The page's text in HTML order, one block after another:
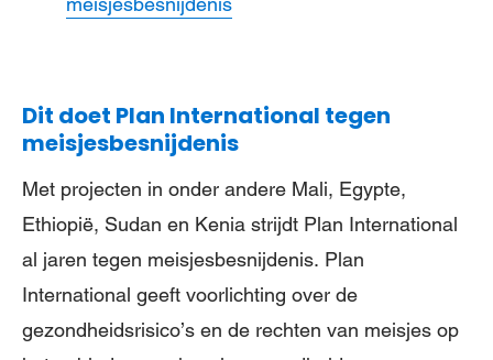
Dit doet Plan International tegen
meisjesbesnijdenis
Met projecten in onder andere Mali, Egypte,
Ethiopië, Sudan en Kenia strijdt Plan International
al jaren tegen meisjesbesnijdenis. Plan
International geeft voorlichting over de
gezondheidsrisico’s en de rechten van meisjes op